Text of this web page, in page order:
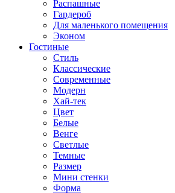
Распашные
Гардероб
Для маленького помещения
Эконом
Гостиные
Стиль
Классические
Современные
Модерн
Хай-тек
Цвет
Белые
Венге
Светлые
Темные
Размер
Мини стенки
Форма